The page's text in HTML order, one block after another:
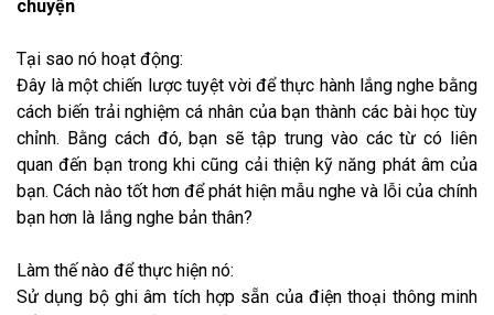
chuyện
Tại sao nó hoạt động:
Đây là một chiến lược tuyệt vời để thực hành lắng nghe bằng
cách biến trải nghiệm cá nhân của bạn thành các bài học tùy
chỉnh. Bằng cách đó, bạn sẽ tập trung vào các từ có liên
quan đến bạn trong khi cũng cải thiện kỹ năng phát âm của
bạn. Cách nào tốt hơn để phát hiện mẫu nghe và lỗi của chính
bạn hơn là lắng nghe bản thân?
Làm thế nào để thực hiện nó:
Sử dụng bộ ghi âm tích hợp sẵn của điện thoại thông minh